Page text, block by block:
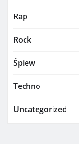
Rap
Rock
Śpiew
Techno
Uncategorized